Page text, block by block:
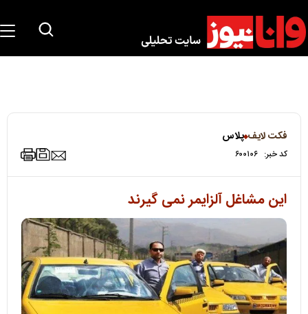
فکت لایف پلاس
کد خبر: ۶۰۰۱۰۶
این مشاغل آلزایمر نمی‌ گیرند